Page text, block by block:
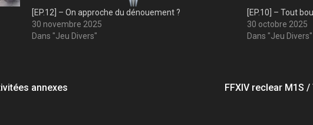
[EP.12] – On approche du dénouement ?
30 novembre 2025
Dans "Jeu Divers"
[EP.10] – Tout
30 octobre 2025
Dans "Jeu Divers"
annexes
FFXIV reclear M1S /